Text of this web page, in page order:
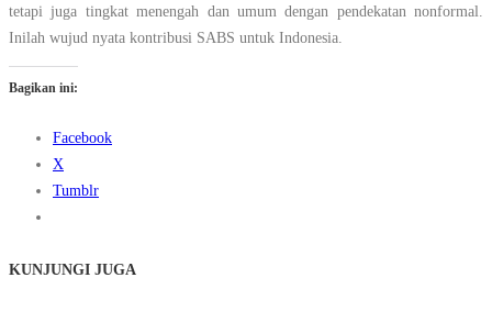
tetapi juga tingkat menengah dan umum dengan pendekatan nonformal.
Inilah wujud nyata kontribusi SABS untuk Indonesia.
Bagikan ini:
Facebook
X
Tumblr
KUNJUNGI JUGA